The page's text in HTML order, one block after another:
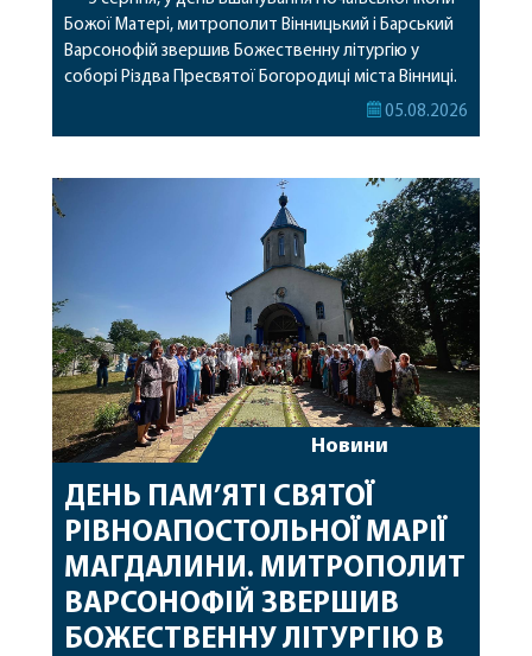
Божої Матері, митрополит Вінницький і Барський
Варсонофій звершив Божественну літургію у
соборі Різдва Пресвятої Богородиці міста Вінниці.
Його Високопреосвященству співслужили
священному сані. Під час богослужіння підносилися
особливі молитви за мир в Україні, за воїнів, які
05.08.2026
Новини
ДЕНЬ ПАМ’ЯТІ СВЯТОЇ
РІВНОАПОСТОЛЬНОЇ МАРІЇ
МАГДАЛИНИ. МИТРОПОЛИТ
ВАРСОНОФІЙ ЗВЕРШИВ
БОЖЕСТВЕННУ ЛІТУРГІЮ В